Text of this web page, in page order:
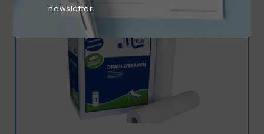
newsletter.